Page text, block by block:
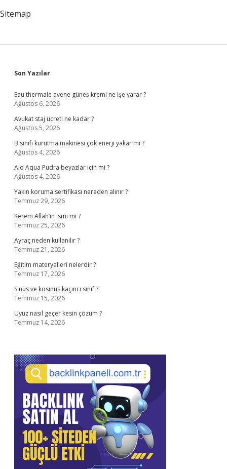
Sitemap
Sidebar
Son Yazılar
Eau thermale avene güneş kremi ne işe yarar ?
Ağustos 6, 2026
Avukat staj ücreti ne kadar ?
Ağustos 5, 2026
B sınıfı kurutma makinesi çok enerji yakar mı ?
Ağustos 4, 2026
Alo Aqua Pudra beyazlar için mi ?
Ağustos 4, 2026
Yakın koruma sertifikası nereden alınır ?
Temmuz 29, 2026
Kerem Allah’ın ismi mi ?
Temmuz 25, 2026
Ayraç neden kullanılır ?
Temmuz 21, 2026
Eğitim materyalleri nelerdir ?
Temmuz 17, 2026
Sinüs ve kosinüs kaçıncı sınıf ?
Temmuz 15, 2026
Uyuz nasıl geçer kesin çözüm ?
Temmuz 14, 2026